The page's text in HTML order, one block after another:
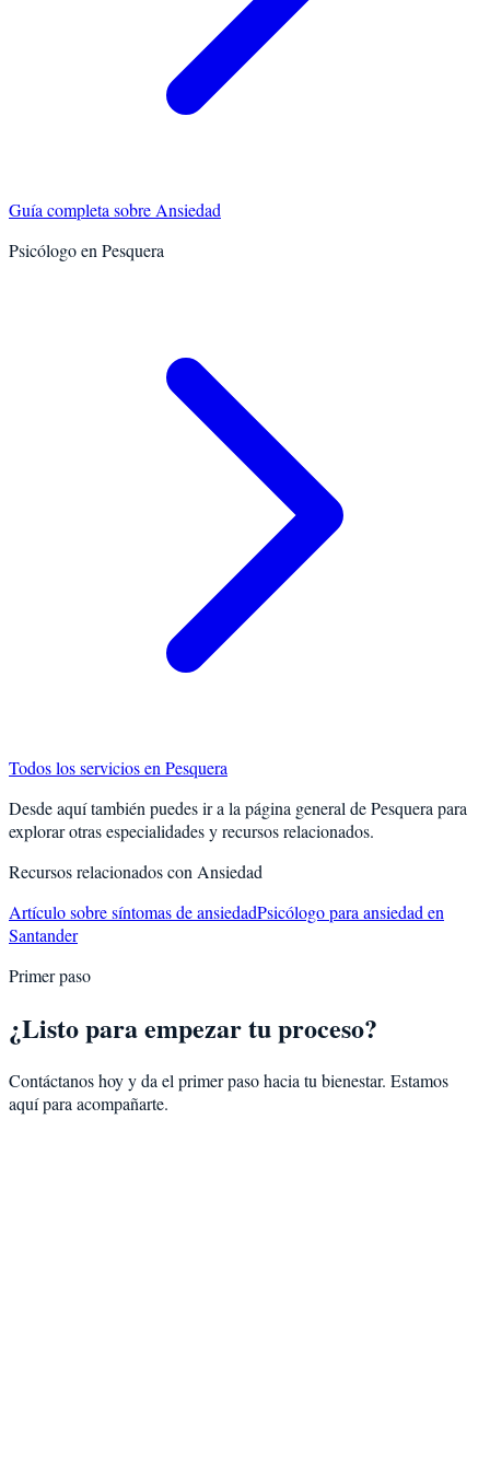
Guía completa sobre Ansiedad
Psicólogo en Pesquera
Todos los servicios en Pesquera
Desde aquí también puedes ir a la página general dePesquera para
explorar otras especialidades y recursos relacionados.
Recursos relacionados con Ansiedad
Artículo sobre síntomas de ansiedadPsicólogo para ansiedad en
Santander
Primer paso
¿Listo para empezar tu proceso?
Contáctanos hoy y da el primer paso hacia tu bienestar. Estamos
aquí para acompañarte.